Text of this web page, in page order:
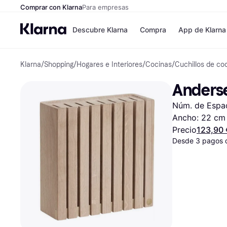
Comprar con KlarnaPara empresas
Descubre Klarna
Formas de
Paga ahora
Paga en 3 plazos
Paga en 30 días
Financiación
Klarna en Apple
Compra
Tiendas
Shein
Zalando
Zara
JD Sports
App de Klarna
Klarna/Shopping/Hogares e Interiores/Cocinas/Cuchillos de
Núm. de
Ancho: 22 cm
Precio123,90
Desde 3 pagos